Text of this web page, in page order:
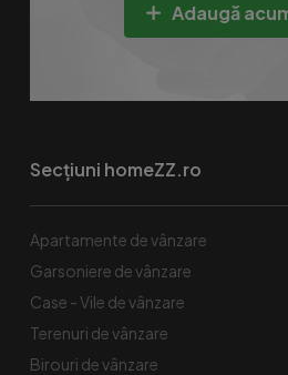
Adaugă
Secțiuni homeZZ.ro
Apartamente de vânzare
Garsoniere de vânzare
Case - Vile de vânzare
Terenuri de vânzare
Birouri de vânzare